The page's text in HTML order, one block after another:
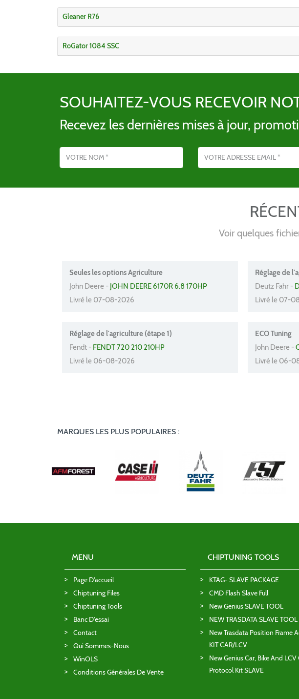
Gleaner R76
RoGator 1084 SSC
SOUHAITEZ-VOUS RECEVOIR
Recevez les dernières mises à jour,
Voir quelques
Seules les options Agriculture
John Deere - JOHN DEERE 6170R 6.8 170HP
Livré le 07-08-2026
Réglage de
Deutz Fahr -
Livré le 07-
Réglage de l'agriculture (étape 1)
Fendt - FENDT 720 210 210HP
Livré le 06-08-2026
ECO Tuning
John Deere -
Livré le 06-
MARQUES LES PLUS POPULAIRES :
MENU
Page D'accueil
Chiptuning Files
Chiptuning Tools
Banc D'essai
Contact
Qui Sommes-Nous
WinOLS
Conditions Générales De Vente
CHIPTUNING TOOLS
KTAG- SLAVE PACKAGE
CMD Flash Slave Full
New Genius SLAVE TOOL
NEW TRASDATA SLAVE TOOL
New Trasdata Position Frame
KIT CAR/LCV
New Genius Car, Bike And LCV
Protocol Kit SLAVE